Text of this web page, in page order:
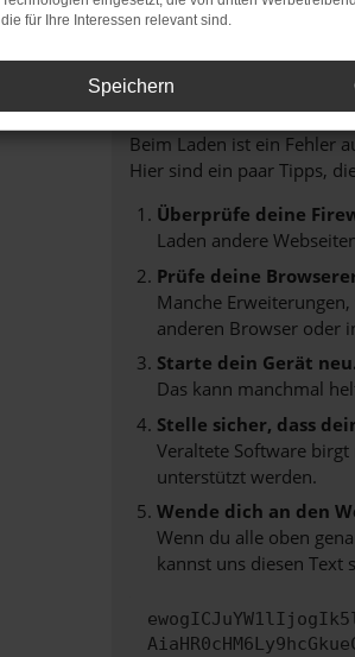
Fehler:
Beim Laden ist ein Fehler
Hier sind ein paar Tipps,
Überprüfe deine
Laden andere
Prüfe deine
Manche
anderen Browser oder
Starte dein Gerät neu.
Das kann manchmal
Stelle sicher, dass
Veraltete Software
unterstützt werden.
Wende dich an den
Wenn du alle oben
kannst uns diesen Text
die für Ihre Interessen relevant sind.
Speichern